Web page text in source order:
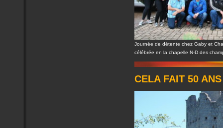
Journée de détente chez Gaby et
célébrée en la chapelle N-D des
CELA FAIT 50